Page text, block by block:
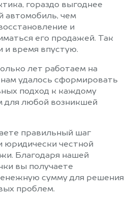
гораздо выгоднее
автомобиль, чем
и
его продажей. Так
и время впустую.
лет работаем на
удалось сформировать
подход к каждому
для любой возникшей
правильный шаг
юридически честной
Благодаря нашей
вы получаете
сумму для решения
проблем.